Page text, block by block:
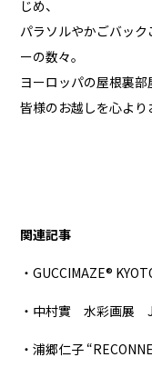
じめ、
パラソルやかごバッ
ーの数々。
ヨーロッパの屋根裏
皆様のお越しを心より
関連記事
・GUCCIMAZE®︎
・中村實 水彩画展
・浦郷仁子